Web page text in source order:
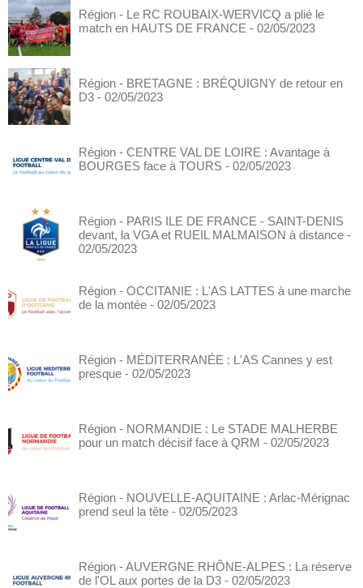
Région - Le RC ROUBAIX-WERVICQ a plié le
match en HAUTS DE FRANCE - 02/05/2023
Région - BRETAGNE : BRÉQUIGNY de retour en
D3 - 02/05/2023
Région - CENTRE VAL DE LOIRE : Avantage à
BOURGES face à TOURS - 02/05/2023
Région - PARIS ILE DE FRANCE - SAINT-DENIS
devant, la VGA et RUEIL MALMAISON à distance -
02/05/2023
Région - OCCITANIE : L'AS LATTES à une marche
de la montée - 02/05/2023
Région - MÉDITERRANÉE : L'AS Cannes y est
presque - 02/05/2023
Région - NORMANDIE : Le STADE MALHERBE
pour un match décisif face à QRM - 02/05/2023
Région - NOUVELLE-AQUITAINE : Arlac-Mérignac
prend seul la tête - 02/05/2023
Région - AUVERGNE RHÔNE-ALPES : La réserve
de l'OL aux portes de la D3 - 02/05/2023